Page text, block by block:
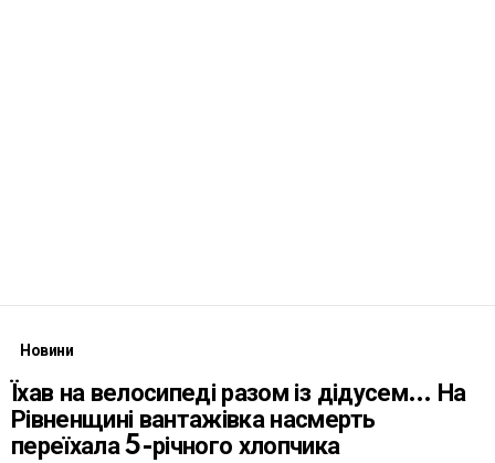
Новини
Їхав на велосипеді разом із дідусем… На
Рівненщині вантажівка насмерть
переїхала 5-річного хлопчика